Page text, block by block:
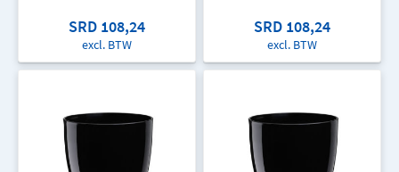
SRD 108,24
excl. BTW
SRD 108,24
excl. BTW